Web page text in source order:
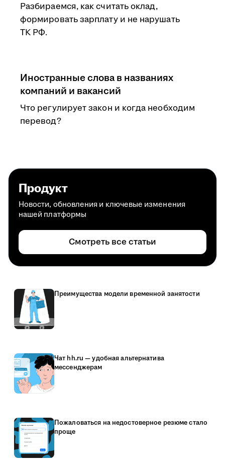
Разбираемся, как считать оклад,
формировать зарплату и не нарушать
ТК РФ.
Иностранные слова в названиях
компаний и вакансий
Что регулирует закон и когда необходим
перевод?
Продукт
Новости, обновления и ключевые изменения
нашей платформы
Смотреть все статьи
Преимущества модели временной занятости
Чат hh.ru — удобная альтернатива
мессенджерам
Пожаловаться на недостоверное резюме стало
проще